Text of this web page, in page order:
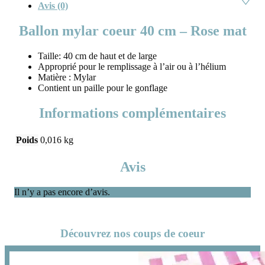
Avis (0)
Ballon mylar coeur 40 cm – Rose mat
Taille: 40 cm de haut et de large
Approprié pour le remplissage à l’air ou à l’hélium
Matière : Mylar
Contient un paille pour le gonflage
Informations complémentaires
Poids 0,016 kg
Avis
Il n’y a pas encore d’avis.
Découvrez nos coups de coeur